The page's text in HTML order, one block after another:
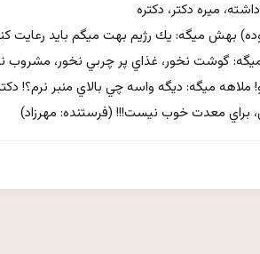
براي معدت خوب نيست!!! (فرستنده: مهرزاد)